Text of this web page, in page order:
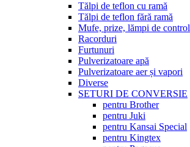
Tălpi de teflon cu ramă
Tălpi de teflon fără ramă
Mufe, prize, lămpi de control
Racorduri
Furtunuri
Pulverizatoare apă
Pulverizatoare aer și vapori
Diverse
SETURI DE CONVERSIE
pentru Brother
pentru Juki
pentru Kansai Special
pentru Kingtex